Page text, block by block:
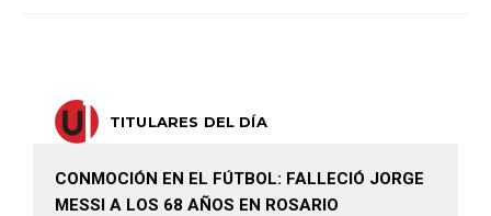
TITULARES DEL DÍA
CONMOCIÓN EN EL FÚTBOL: FALLECIÓ JORGE
MESSI A LOS 68 AÑOS EN ROSARIO